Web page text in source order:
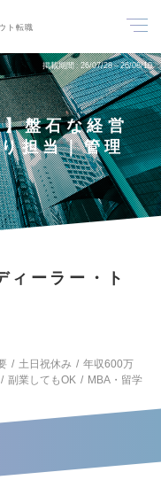
ト転職
掲載期間 26/07/28～26/08/10
盤石な経営
担当｜管理
ィーラー・ト
土日祝休み
年収600万
副業してもOK
MBA・留学